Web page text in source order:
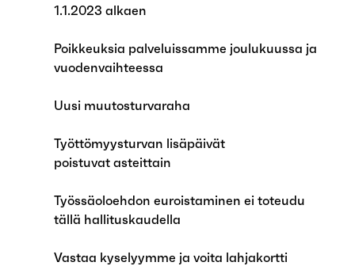
1.1.2023 alkaen
Poikkeuksia palveluissamme joulukuussa ja
vuodenvaihteessa
Uusi muutosturvaraha
Työttömyysturvan lisäpäivät
poistuvat asteittain
Työssäoloehdon euroistaminen ei toteudu
tällä hallituskaudella
Vastaa kyselyymme ja voita lahjakortti